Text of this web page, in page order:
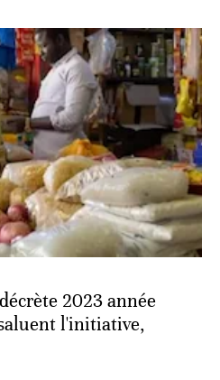
2023 année
l'initiative,